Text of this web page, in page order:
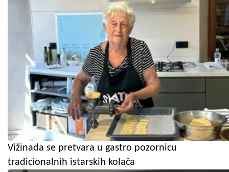
Vižinada se pretvara u gastro pozornicu
tradicionalnih istarskih kolača